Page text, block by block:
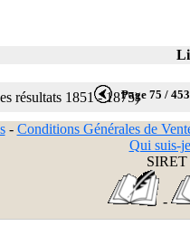
résultats 1851 - 1875)Page 75 / 453
- Conditions Générales de
Qui suis-
SIRET
-